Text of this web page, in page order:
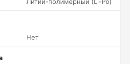
Нет